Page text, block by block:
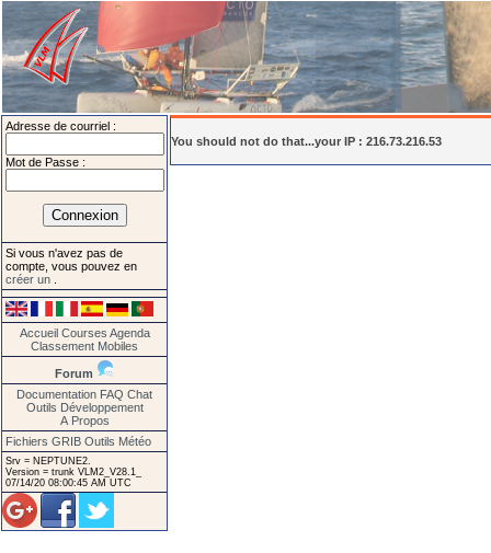
Adresse de courriel :
Mot de Passe :
Si vous n'avez pas de
compte, vous pouvez en
créer un
Accueil Courses Agenda
Classement Mobiles
Forum
Documentation FAQ Chat
Outils Développement
A Propos
Fichiers GRIB Outils Météo
Srv = NEPTUNE2.
Version = trunk VLM2_V28.1_
07/14/20 08:00:45 AM UTC
You should not do that...your IP : 216.73.216.53